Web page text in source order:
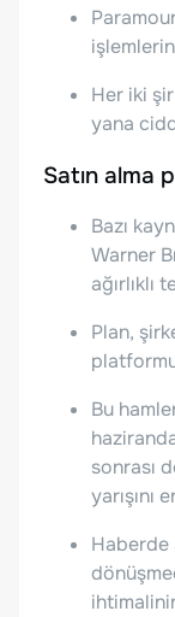
Her iki
yana
Satın alma
Bazı
Warner
ağırlıklı
Plan,
Bu
sonrası
yarışını
Haberde